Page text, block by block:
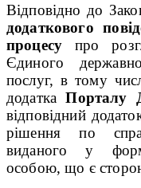
Відповідно до
додаткового
процесу про
Єдиного
послуг, в тому
додаткаПорталу
відповідний
рішення по
виданого у
особою, що є